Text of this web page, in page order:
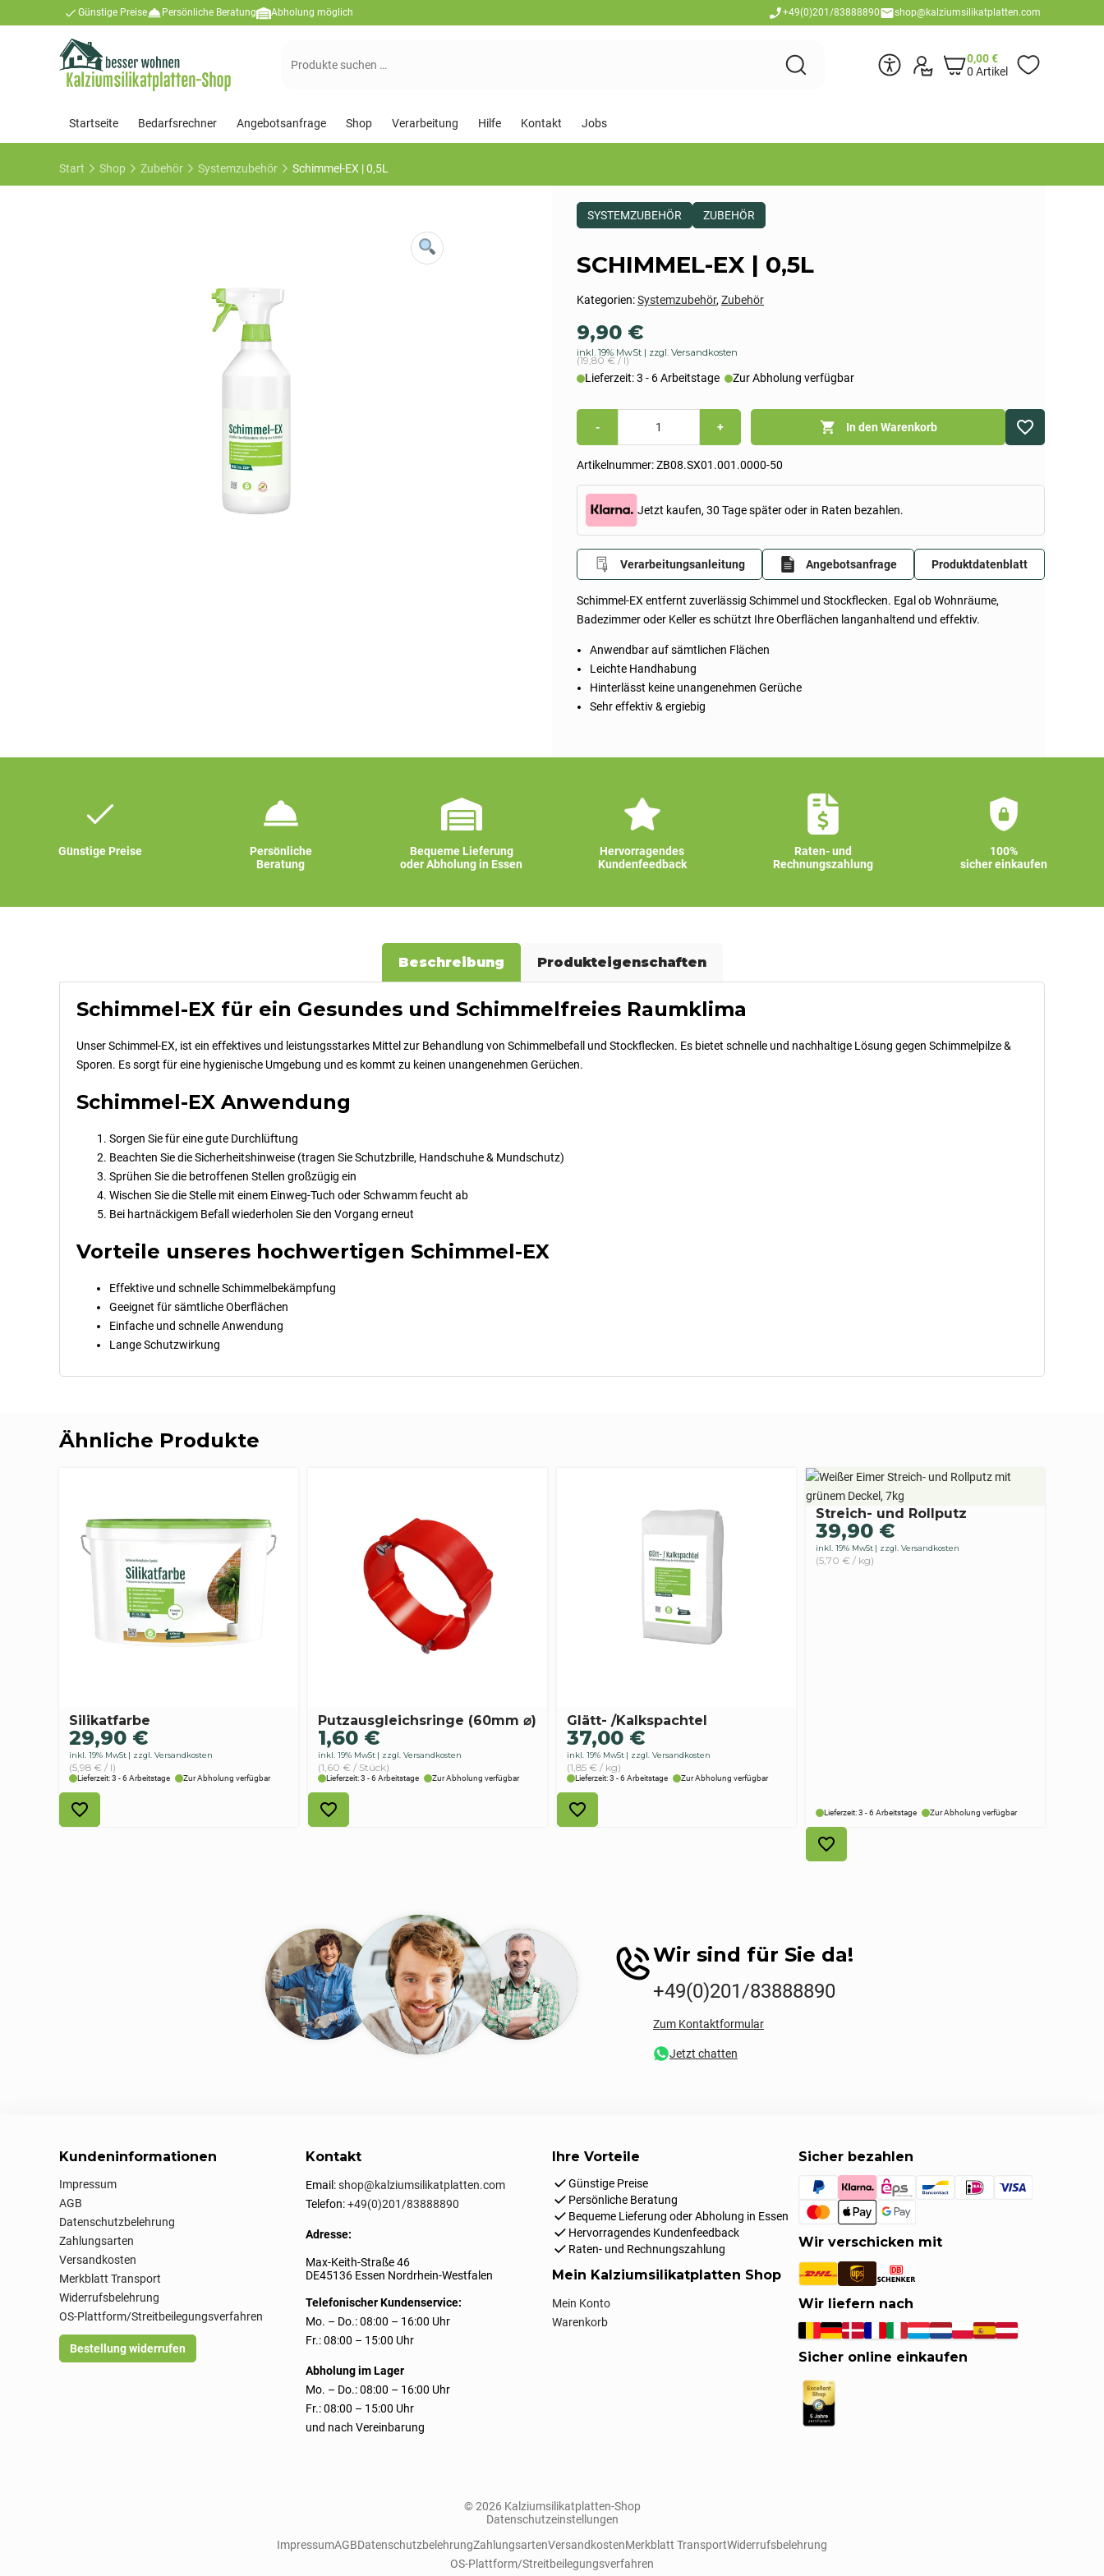
Günstige Preise Persönliche Beratung Abholung möglich +49(0)201/83888890 shop@kalziumsilikatplatten.com
0,00€
0 Artikel
Suchen
Startseite Bedarfsrechner Angebotsanfrage Shop Verarbeitung Hilfe Kontakt Jobs
Start Shop Zubehör Systemzubehör Schimmel-EX | 0,5L
Dieses
Produkt
als:
SYSTEMZUBEHÖR ZUBEHÖR
SCHIMMEL-EX | 0,5L
Artikelnummer:ZB08.SX01.001.0000-50
Kategorien:Systemzubehör, Zubehör
9,90 €
inkl. 19% MwSt zzgl. Versandkosten
(19,80 € / l)
Schimmel-EX entfernt zuverlässig Schimmel und Stockflecken. Egal ob Wohnräume,
Badezimmer oder Keller es schützt Ihre Oberflächen langanhaltend und effektiv.
Anwendbar auf sämtlichen Flächen
Leichte Handhabung
Hinterlässt keine unangenehmen Gerüche
Sehr effektiv & ergiebig
-
Menge
+ In den Warenkorb
Jetzt kaufen, 30 Tage später oder in Raten bezahlen.
Lieferzeit: 3 - 6 Arbeitstage Zur Abholung verfügbar
Verarbeitungsanleitung Angebotsanfrage Produktdatenblatt
Günstige Preise
Persönliche
Beratung
Bequeme Lieferung
oder Abholung in Essen
Hervorragendes
Kundenfeedback
Raten- und
Rechnungszahlung
100%
sicher einkaufen
Beschreibung Produkteigenschaften
Schimmel-EX für ein Gesundes und Schimmelfreies Raumklima
Unser Schimmel-EX, ist ein effektives und leistungsstarkes Mittel zur Behandlung von Schimmelbefall und Stockflecken. Es bietet schnelle und nachhaltige Lösung gegen Schimmelpilze &
Sporen. Es sorgt für eine hygienische Umgebung und es kommt zu keinen unangenehmen Gerüchen.
Schimmel-EX Anwendung
Sorgen Sie für eine gute Durchlüftung
Beachten Sie die Sicherheitshinweise (tragen Sie Schutzbrille, Handschuhe & Mundschutz)
Sprühen Sie die betroffenen Stellen großzügig ein
Wischen Sie die Stelle mit einem Einweg-Tuch oder Schwamm feucht ab
Bei hartnäckigem Befall wiederholen Sie den Vorgang erneut
Vorteile unseres hochwertigen Schimmel-EX
Effektive und schnelle Schimmelbekämpfung
Geeignet für sämtliche Oberflächen
Einfache und schnelle Anwendung
Lange Schutzwirkung
Ähnliche Produkte
Silikatfarbe
29,90 €
inkl. 19% MwSt zzgl. Versandkosten
(5,98 € / l)
Lieferzeit: 3 - 6 Arbeitstage Zur Abholung verfügbar
Putzausgleichsringe (60mm ⌀)
1,60 €
inkl. 19% MwSt zzgl. Versandkosten
(1,60 € / Stück)
Lieferzeit: 3 - 6 Arbeitstage Zur Abholung verfügbar
Glätt- /Kalkspachtel
37,00 €
inkl. 19% MwSt zzgl. Versandkosten
(1,85 € / kg)
Lieferzeit: 3 - 6 Arbeitstage Zur Abholung verfügbar
Streich- und Rollputz
39,90 €
inkl. 19% MwSt zzgl. Versandkosten
(5,70 € / kg)
Lieferzeit: 3 - 6 Arbeitstage Zur Abholung verfügbar
Wir sind für Sie da!
+49(0)201/83888890
Zum Kontaktformular
Jetzt chatten
Kundeninformationen
Impressum
AGB
Datenschutzbelehrung
Zahlungsarten
Versandkosten
Merkblatt Transport
Widerrufsbelehrung
OS-Plattform/Streitbeilegungsverfahren
Bestellung widerrufen
Kontakt
Email:shop@kalziumsilikatplatten.com
Telefon:+49(0)201/83888890
Adresse:
Max-Keith-Straße 46
DE45136 Essen Nordrhein-Westfalen
Telefonischer Kundenservice:
Mo. – Do.: 08:00 – 16:00 Uhr
Fr.: 08:00 – 15:00 Uhr
Abholung im Lager
Mo. – Do.: 08:00 – 16:00 Uhr
Fr.: 08:00 – 15:00 Uhr
und nach Vereinbarung
Ihre Vorteile
Günstige Preise
Persönliche Beratung
Bequeme Lieferung oder Abholung in Essen
Hervorragendes Kundenfeedback
Raten- und Rechnungszahlung
Mein Kalziumsilikatplatten Shop
Mein Konto
Warenkorb
Sicher bezahlen
Wir verschicken mit
Wir liefern nach
Sicher online einkaufen
© 2026 Kalziumsilikatplatten-Shop
Datenschutzeinstellungen
ImpressumAGBDatenschutzbelehrungZahlungsartenVersandkostenMerkblatt TransportWiderrufsbelehrung
OS-Plattform/Streitbeilegungsverfahren